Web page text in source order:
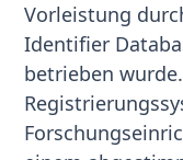
Vorleistung
Identifier
betrieben